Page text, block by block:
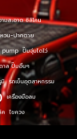
มสะอาด ซิลิโคน
หวน-ปากตาย
pump ปั๊มจุ่มไดโว่
าล ปั๊มอื่นๆ
รถเข็นอุตสาหกรรม
เครื่องมือลม
ค ไขควง